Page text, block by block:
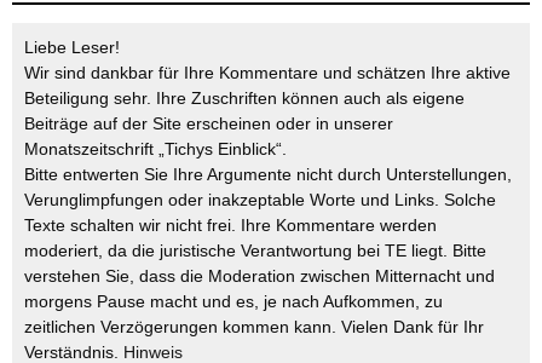
Liebe Leser!
Wir sind dankbar für Ihre Kommentare und schätzen Ihre aktive
Beteiligung sehr. Ihre Zuschriften können auch als eigene
Beiträge auf der Site erscheinen oder in unserer
Monatszeitschrift „Tichys Einblick“.
Bitte entwerten Sie Ihre Argumente nicht durch Unterstellungen,
Verunglimpfungen oder inakzeptable Worte und Links. Solche
Texte schalten wir nicht frei. Ihre Kommentare werden
moderiert, da die juristische Verantwortung bei TE liegt. Bitte
verstehen Sie, dass die Moderation zwischen Mitternacht und
morgens Pause macht und es, je nach Aufkommen, zu
zeitlichen Verzögerungen kommen kann. Vielen Dank für Ihr
Verständnis. Hinweis